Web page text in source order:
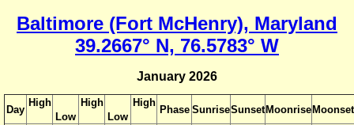
Baltimore (Fort McHenry), Maryland
39.2667° N, 76.5783° W
January 2026
Day
High
Low
High
Low
High
Phase SunriseSunset Moonrise Moonset